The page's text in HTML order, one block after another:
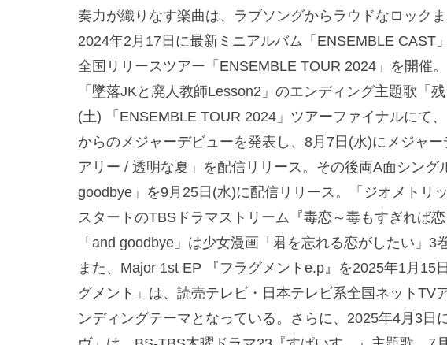
奏力が織りなす楽曲は、ラブソングからラウドなロック
2024年2月17日に最新ミニアルバム「ENSEMBLE CAST
全国リリースツアー「ENSEMBLE TOUR 2024」を開催
「墜落JKと廃人教師Lesson2」のエンディング主題歌「
(土) 「ENSEMBLE TOUR 2024」ツアーファイナルにて
からのメジャーデビューを発表し、8月7日(水)にメジャ
アリー / 透明な夏」を配信リリース。その後両A面シング
goodbye」を9月25日(水)に配信リリース。「ジオメトリ
スタートのTBSドラマストリーム『毒恋～毒もすぎれば
「and goodbye」は少女漫画「君を忘れる恋がしたい」3
また、Major 1st EP 『フラグメントe.p』を2025年1月15
グメント」は、読売テレビ・日本テレビ系全国ネットTV
ンディングテーマとなっている。さらに、2025年4月3日